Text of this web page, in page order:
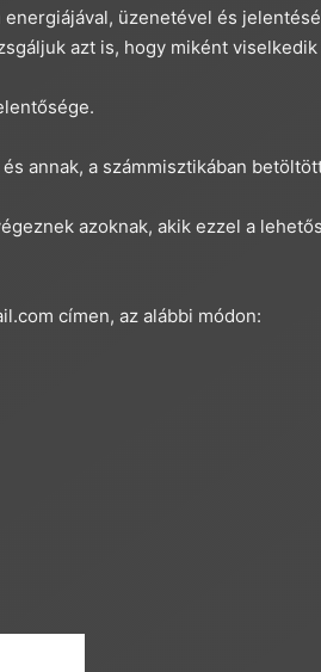
üzenetével és
azt is, hogy miként viselkedik
annak, a számmisztikában
azoknak, akik ezzel a
címen, az alábbi módon: